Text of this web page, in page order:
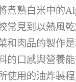
煮熟白米中的
常見到以熱風
和肉品的製作
的口感與營養
使用的油炸製